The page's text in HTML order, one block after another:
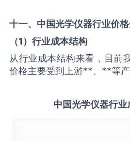
十一、中国光学仪器行业价
（1）行业成本结构
从行业成本结构来看，目前
价格主要受到上游**、**等产
中国光学仪器行业